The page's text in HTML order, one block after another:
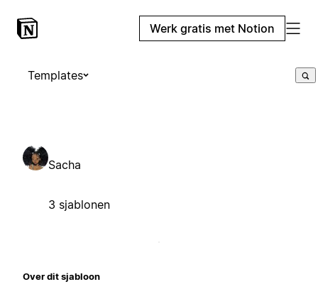
Werk gratis met Notion
Templates
Sacha
3 sjablonen
Over dit sjabloon